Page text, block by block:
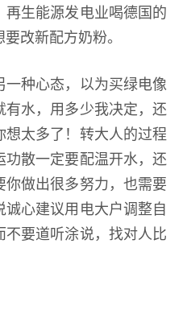
生能源发电业喝德国的
改新配方奶粉。
种心态，以为买绿电像
水，用多少我决定，还
太多了！转大人的过程
散一定要配温开水，还
做出很多努力，也需要
心建议用电大户调整自
不要道听涂说，找对人比